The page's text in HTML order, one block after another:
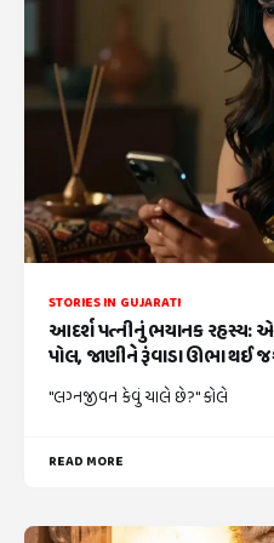
STORIES IN GUJARATI
આદર્શ પત્નીનું ભયાનક રહસ્ય:
પોલ, જાણીને રૂંવાડા ઊભા થઈ
"લગ્નજીવન કેવું ચાલે છે?" કોલે
READ MORE